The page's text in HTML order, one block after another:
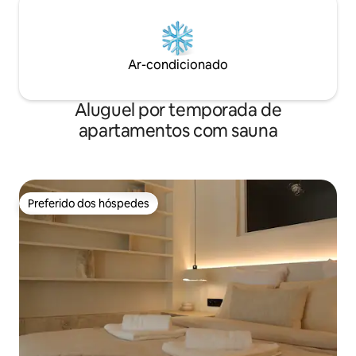
Ar-condicionado
Aluguel por temporada de
apartamentos com sauna
Preferido dos hóspedes
Preferido dos hóspedes